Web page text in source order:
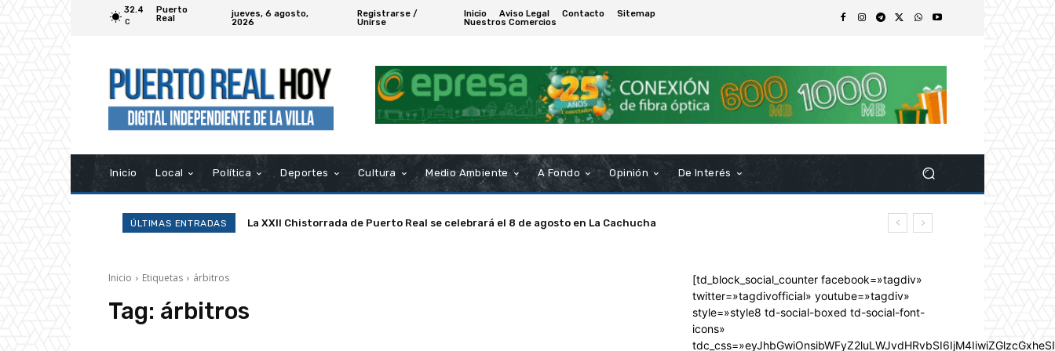
32.4
C
Puerto
Real
jueves, 6 agosto,
2026
Registrarse /
Unirse
Inicio Aviso Legal Contacto
Sitemap
Nuestros Comercios
Inicio Local Política Deportes Cultura Medio Ambiente A Fondo Opinión De Interés
ÚLTIMAS ENTRADAS La XXII Chistorrada de Puerto Real se celebrará el 8 de agosto en La Cachucha
Inicio Etiquetas árbitros
Tag: árbitros
[td_block_social_counter facebook=»tagdiv»
twitter=»tagdivofficial» youtube=»tagdiv»
style=»style8 td-social-boxed td-social-font-
icons»